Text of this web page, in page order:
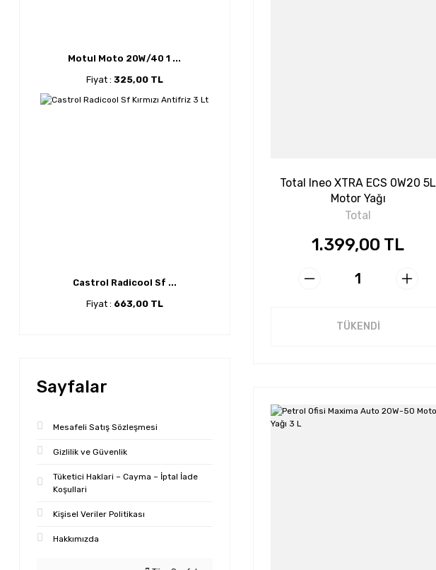
Motul Moto 20W/40 1 ...
Fiyat : 325,00 TL
Castrol Radicool Sf ...
Fiyat : 663,00 TL
Sayfalar
Mesafeli Satış Sözleşmesi
Gizlilik ve Güvenlik
Tüketici Haklari – Cayma – İptal İade
Koşullari
Kişisel Veriler Politikası
Hakkımızda
Total Ineo XTRA ECS 0W20 5L
Motor Yağı
Total
1.399,00 TL
TÜKENDİ